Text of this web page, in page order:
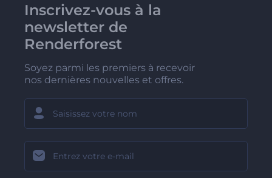
Inscrivez-vous à la
newsletter de
Renderforest
Soyez parmi les premiers à recevoir
nos dernières nouvelles et offres.